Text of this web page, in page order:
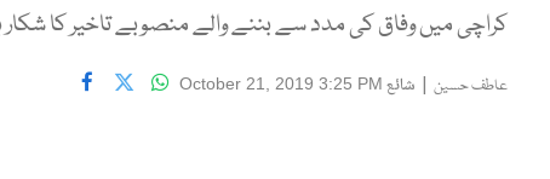
کراچی میں وفاق کی مدد سے بننے والے منصوبے تاخیر کا شکار
عاطف حسین | شائع October 21, 2019 3:25 PM